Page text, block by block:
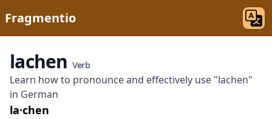
Fragmentio
lachen Verb
Learn how to pronounce and effectively use "lachen"
in German
la·chen